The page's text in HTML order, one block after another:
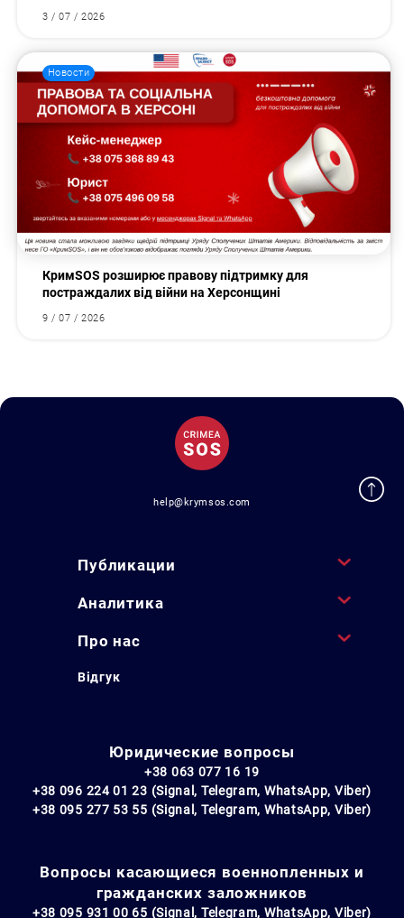
3 / 07 / 2026
Новости
КримSOS розширює правову підтримку для
постраждалих від війни на Херсонщині
9 / 07 / 2026
help@krymsos.com
Публикации
Аналитика
Про нас
Відгук
Юридические вопросы
+38 063 077 16 19
+38 096 224 01 23 (Signal, Telegram, WhatsApp, Viber)
+38 095 277 53 55 (Signal, Telegram, WhatsApp, Viber)
Вопросы касающиеся военнопленных и
гражданских заложников
+38 095 931 00 65 (Signal, Telegram, WhatsApp, Viber)